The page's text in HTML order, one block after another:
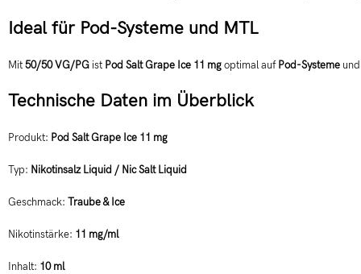
Ideal für Pod-Systeme und MTL
Mit50/50 VG/PG ist Pod Salt Grape Ice 11 mgoptimal aufPod-Systeme und
Technische Daten im Überblick
Produkt: Pod Salt Grape Ice 11 mg
Typ: Nikotinsalz Liquid / Nic Salt Liquid
Geschmack: Traube & Ice
Nikotinstärke: 11 mg/ml
Inhalt: 10 ml